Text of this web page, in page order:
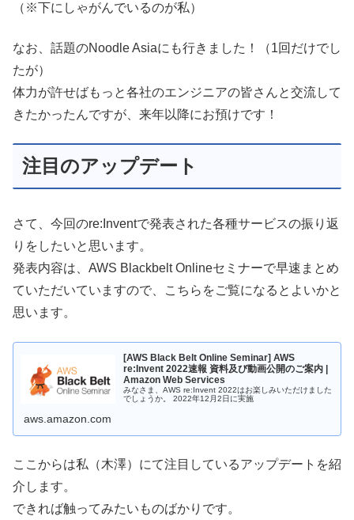
（※下にしゃがんでいるのが私）
なお、話題のNoodle Asiaにも行きました！（1回だけでし
たが）
体力が許せばもっと各社のエンジニアの皆さんと交流して
きたかったんですが、来年以降にお預けです！
注目のアップデート
さて、今回のre:Inventで発表された各種サービスの振り返
りをしたいと思います。
発表内容は、AWS Blackbelt Onlineセミナーで早速まとめ
ていただいていますので、こちらをご覧になるとよいかと
思います。
[AWS Black Belt Online Seminar] AWS
re:Invent 2022速報 資料及び動画公開のご案内 |
Amazon Web Services
みなさま、AWS re:Invent 2022はお楽しみいただけました
でしょうか。 2022年12月2日に実施
aws.amazon.com
ここからは私（木澤）にて注目しているアップデートを紹
介します。
できれば触ってみたいものばかりです。